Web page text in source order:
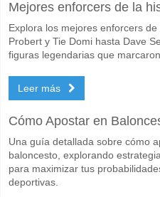
Mejores enforcers de la
Explora los mejores enforcers
Probert y Tie Domi hasta Dave
figuras legendarias que
Leer más
Cómo Apostar en
Una guía detallada sobre cómo
baloncesto, explorando
para maximizar tus
deportivas.